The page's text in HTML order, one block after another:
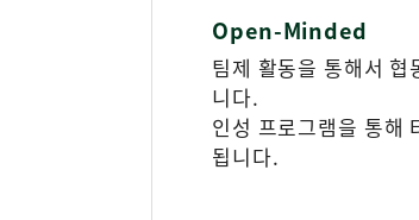
Open-Minded
팀제 활동을 통해서
니다.
인성 프로그램을 통해
됩니다.